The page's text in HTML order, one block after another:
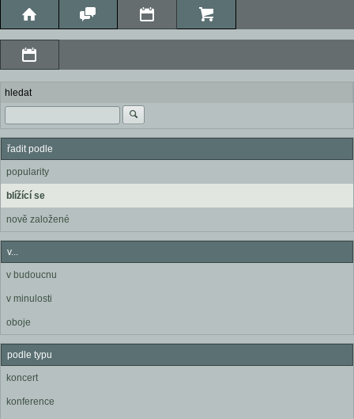
hledat
řadit podle
popularity
blížící se
nově založené
v...
v budoucnu
v minulosti
oboje
podle typu
koncert
konference